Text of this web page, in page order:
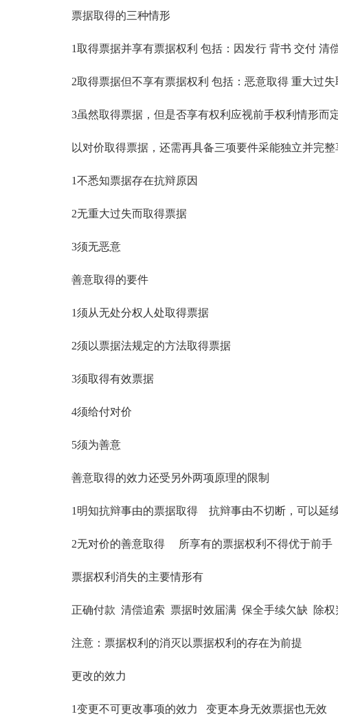
票据取得的三种情形
1取得票据并享有票据权利 包括：因发行 背书 交付 清
2取得票据但不享有票据权利 包括：恶意取得 重大过失
3虽然取得票据，但是否享有权利应视前手权利情形而
以对价取得票据，还需再具备三项要件采能独立并完整
1不悉知票据存在抗辩原因
2无重大过失而取得票据
3须无恶意
善意取得的要件
1须从无处分权人处取得票据
2须以票据法规定的方法取得票据
3须取得有效票据
4须给付对价
5须为善意
善意取得的效力还受另外两项原理的限制
1明知抗辩事由的票据取得 抗辩事由不切断，可以延续
2无对价的善意取得 所享有的票据权利不得优于前手
票据权利消失的主要情形有
正确付款 清偿追索 票据时效届满 保全手续欠缺 除权
注意：票据权利的消灭以票据权利的存在为前提
更改的效力
1变更不可更改事项的效力 变更本身无效票据也无效